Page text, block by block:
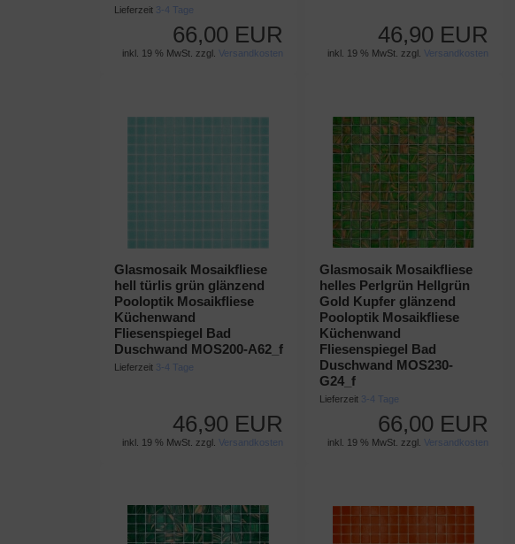
Lieferzeit 3-4 Tage
66,00 EUR
inkl. 19 % MwSt. zzgl. Versandkosten
46,90 EUR
inkl. 19 % MwSt. zzgl.Versandkosten
Glasmosaik Mosaikfliese
hell türlis grün glänzend
Pooloptik Mosaikfliese
Küchenwand
Fliesenspiegel Bad
Duschwand MOS200-A62_f
Lieferzeit 3-4 Tage
46,90 EUR
inkl. 19 % MwSt. zzgl. Versandkosten
Glasmosaik Mosaikfliese
helles Perlgrün Hellgrün
Gold Kupfer glänzend
Pooloptik Mosaikfliese
Küchenwand
Fliesenspiegel Bad
Duschwand MOS230-
G24_f
Lieferzeit 3-4 Tage
66,00 EUR
inkl. 19 % MwSt. zzgl.Versandkosten